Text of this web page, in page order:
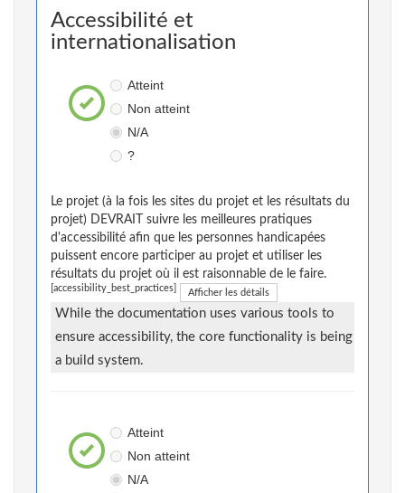
Accessibilité et
internationalisation
Atteint
Non atteint
N/A
?
Le projet (à la fois les sites du projet et les résultats du
projet) DEVRAIT suivre les meilleures pratiques
d'accessibilité afin que les personnes handicapées
puissent encore participer au projet et utiliser les
résultats du projet où il est raisonnable de le faire.
[accessibility_best_practices] Afficher les détails
While the documentation uses various tools to
ensure accessibility, the core functionality is being
a build system.
Atteint
Non atteint
N/A